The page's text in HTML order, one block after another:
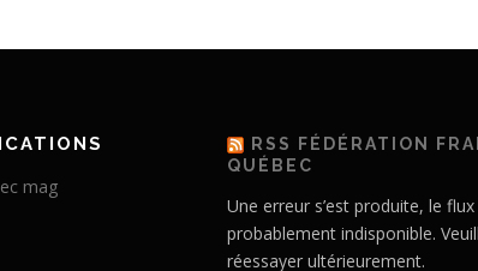
RSS FÉDÉRATION
QUÉBEC
Une erreur s’est produite, le
probablement indisponible.
réessayer ultérieurement.